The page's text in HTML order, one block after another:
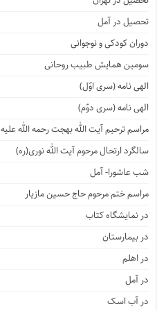
تحصیل در آمل
دوران کودکی و نوجوانی
سومین همایش طبیب روحانی
الهی نامه (سری اوّل)
الهی نامه (سری دوّم)
مراسم ترحیم آیت الله بهجت رحمه الله علیه
سالگرد ارتحال مرحوم آیت الله نوری(ره)
شب عاشورا- آمل
مراسم ختم مرحوم حاج حسین مازیار
در نمایشگاه کتاب
در بیمارستان
در اهلم
در آمل
در آب اسک